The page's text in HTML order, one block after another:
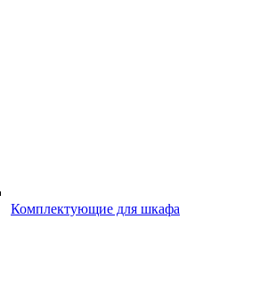
Комплектующие для шкафа